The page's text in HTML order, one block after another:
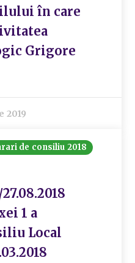
în care
Grigore
2019
de consiliu 2018
1 a
Local